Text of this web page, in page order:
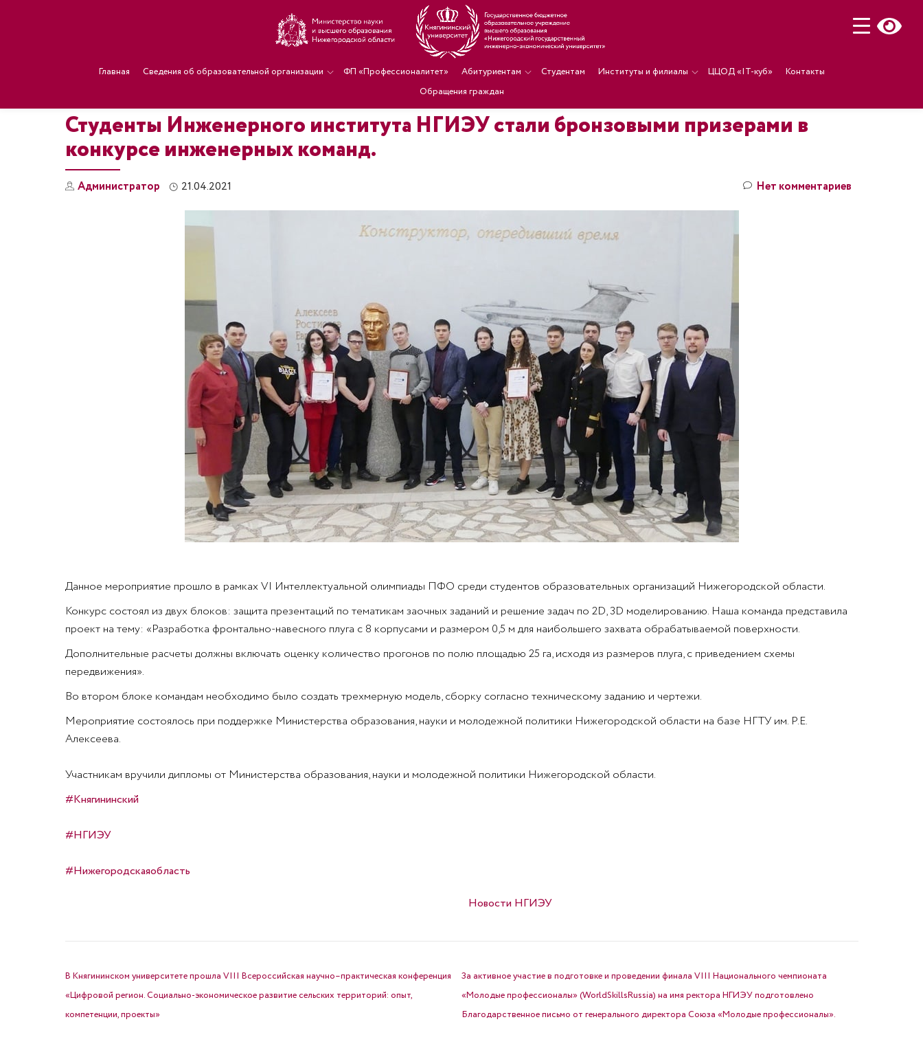
Главная Сведения об образовательной организации ФП «Профессионалитет» Абитуриентам Студентам Институты и филиалы ЦЦОД «IT-куб»
Контакты
Обращения граждан
Студенты Инженерного института НГИЭУ стали бронзовыми призерами в
конкурсе инженерных команд.
Администратор 21.04.2021 Нет комментариев
Данное мероприятие прошло в рамках VI Интеллектуальной олимпиады ПФО среди студентов образовательных организаций Нижегородской области.
Конкурс состоял из двух блоков: защита презентаций по тематикам заочных заданий и решение задач по 2D, 3D моделированию. Наша команда представила
проект на тему: «Разработка фронтально-навесного плуга с 8 корпусами и размером 0,5 м для наибольшего захвата обрабатываемой поверхности.
Дополнительные расчеты должны включать оценку количество прогонов по полю площадью 25 га, исходя из размеров плуга, с приведением схемы
передвижения».
Во втором блоке командам необходимо было создать трехмерную модель, сборку согласно техническому заданию и чертежи.
Мероприятие состоялось при поддержке Министерства образования, науки и молодежной политики Нижегородской области на базе НГТУ им. Р.Е.
Алексеева.
Участникам вручили дипломы от Министерства образования, науки и молодежной политики Нижегородской области.
#Княгининский
#НГИЭУ
#Нижегородскаяобласть
Новости НГИЭУ
В Княгининском университете прошла VIII Всероссийская научно–практическая конференция
«Цифровой регион. Социально-экономическое развитие сельских территорий: опыт,
компетенции, проекты»
За активное участие в подготовке и проведении финала VIII Национального чемпионата
«Молодые профессионалы» (WorldSkillsRussia) на имя ректора НГИЭУ подготовлено
Благодарственное письмо от генерального директора Союза «Молодые профессионалы».